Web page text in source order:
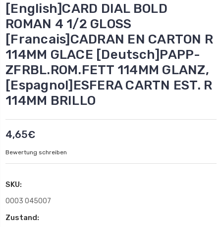
[English]CARD DIAL BOLD
ROMAN 4 1/2 GLOSS
[Francais]CADRAN EN CARTON R
114MM GLACE [Deutsch]PAPP-
ZFRBL.ROM.FETT 114MM GLANZ,
[Espagnol]ESFERA CARTN EST. R
114MM BRILLO
4,65€
Bewertung schreiben
SKU:
0003 045007
Zustand: